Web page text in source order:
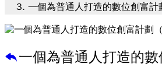
一個為普通人打造的數位創富計
一個為普通人打造的數